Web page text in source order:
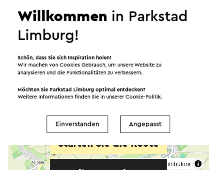
contributors
Starten Sie die Route
Willkommen in Parkstad
Limburg!
Schön, dass Sie sich Inspiration holen!
Wir machen von Cookies Gebrauch, um unsere Website zu
analysieren und die Funktionalitäten zu verbessern.
Möchten Sie Parkstad Limburg optimal entdecken?
Weitere Informationen finden Sie in unsererCookie-Politik.
Einverstanden Angepasst